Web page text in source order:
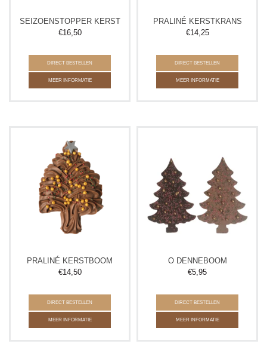
SEIZOENSTOPPER KERST
€16,50
DIRECT BESTELLEN
MEER INFORMATIE
PRALINÉ KERSTKRANS
€14,25
DIRECT BESTELLEN
MEER INFORMATIE
PRALINÉ KERSTBOOM
€14,50
DIRECT BESTELLEN
MEER INFORMATIE
O DENNEBOOM
€5,95
DIRECT BESTELLEN
MEER INFORMATIE